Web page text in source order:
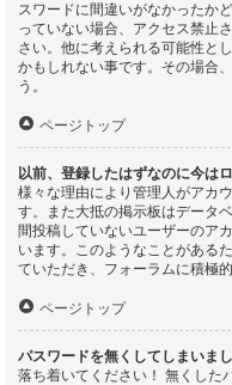
スワードに間違いがなかったか
っていない場合、アクセス禁止
さい。他に考えられる可能性と
かもしれない事です。その場合
う。
ページトップ
以前、登録したはずなのに今は
様々な理由により管理人がアカ
す。また大抵の掲示板はデータ
間投稿していないユーザーのア
います。このようなことがある
ていただき、フォーラムに積極
ページトップ
パスワードを無くしてしまいまし
落ち着いてください！ 無くした